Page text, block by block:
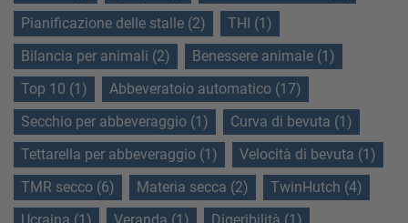
Pianificazione delle stalle (2)
THI (1)
Bilancia per animali (2)
Benessere animale (1)
Top 10 (1)
Abbeveratoio automatico (17)
Secchio per abbeveraggio (1)
Curva di bevuta (1)
Tettarella per abbeveraggio (1)
Velocità di bevuta (1)
TMR secco (6)
Materia secca (2)
TwinHutch (4)